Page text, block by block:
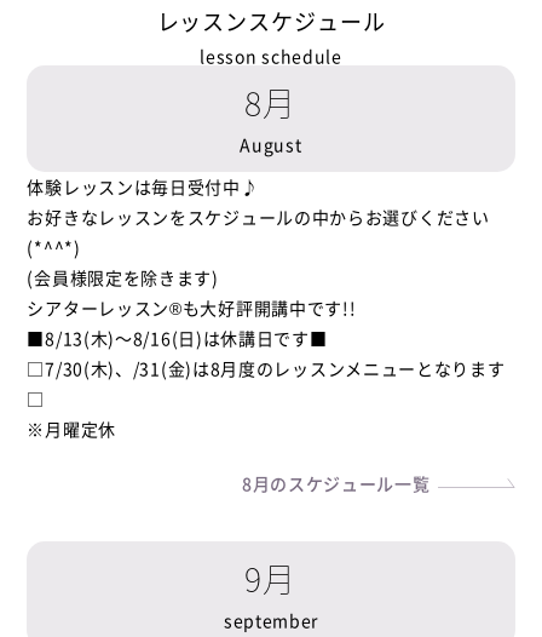
レッスンスケジュール
lesson schedule
8月
August
体験レッスンは毎日受付中♪
お好きなレッスンをスケジュールの中からお選びください
(*^^*)
(会員様限定を除きます)
シアターレッスン®も大好評開講中です!!
■8/13(木)～8/16(日)は休講日です■
□7/30(木)、/31(金)は8月度のレッスンメニューとなります
□
※月曜定休
8月のスケジュール一覧
9月
september